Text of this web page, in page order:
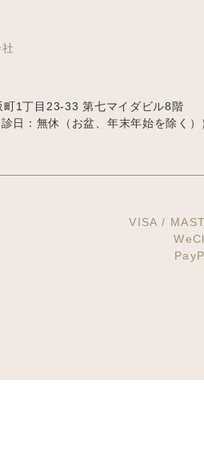
町1丁目23‐33第七マイダビル8階
診日：無休（お盆、年末年始を除く）
VISA /